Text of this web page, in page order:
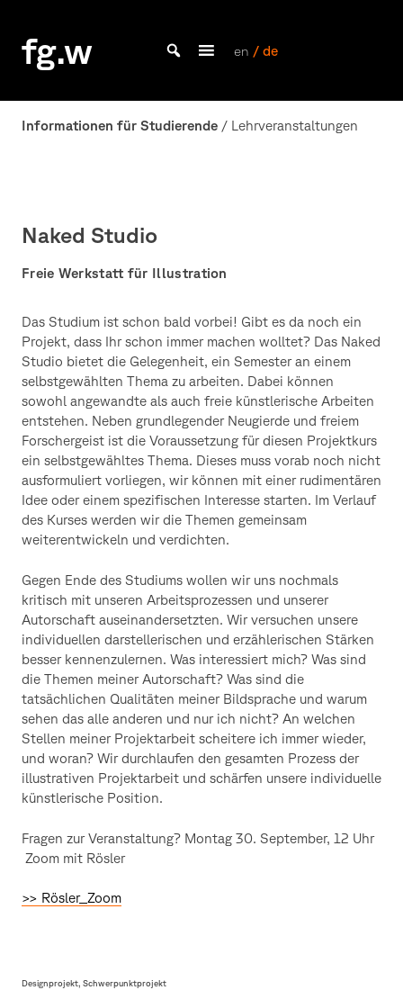
content
fg.w
Bachelor Kommunikationsdesign und Master Design & Information studieren
en / de
Informationen für Studierende / Lehrveranstaltungen
Naked Studio
Freie Werkstatt für Illustration
Das Studium ist schon bald vorbei! Gibt es da noch ein
Projekt, dass Ihr schon immer machen wolltet? Das Naked
Studio bietet die Gelegenheit, ein Semester an einem
selbstgewählten Thema zu arbeiten. Dabei können
sowohl angewandte als auch freie künstlerische Arbeiten
entstehen. Neben grundlegender Neugierde und freiem
Forschergeist ist die Voraussetzung für diesen Projektkurs
ein selbstgewähltes Thema. Dieses muss vorab noch nicht
ausformuliert vorliegen, wir können mit einer rudimentären
Idee oder einem spezifischen Interesse starten. Im Verlauf
des Kurses werden wir die Themen gemeinsam
weiterentwickeln und verdichten.
Gegen Ende des Studiums wollen wir uns nochmals
kritisch mit unseren Arbeitsprozessen und unserer
Autorschaft auseinandersetzten. Wir versuchen unsere
individuellen darstellerischen und erzählerischen Stärken
besser kennenzulernen. Was interessiert mich? Was sind
die Themen meiner Autorschaft? Was sind die
tatsächlichen Qualitäten meiner Bildsprache und warum
sehen das alle anderen und nur ich nicht? An welchen
Stellen meiner Projektarbeit scheitere ich immer wieder,
und woran? Wir durchlaufen den gesamten Prozess der
illustrativen Projektarbeit und schärfen unsere individuelle
künstlerische Position.
Fragen zur Veranstaltung? Montag 30. September, 12 Uhr
Zoom mit Rösler
>> Rösler_Zoom
Designprojekt, Schwerpunktprojekt